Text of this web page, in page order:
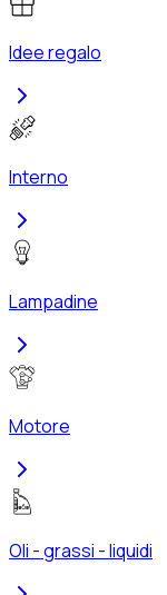
Idee regalo
Interno
Lampadine
Motore
Oli - grassi - liquidi